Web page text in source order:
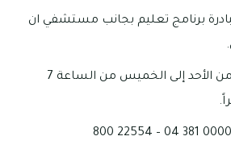
برنامج تعليم بجانب مستشفي ان
تبدأ أوقات العمل من الأحد إلى الخميس من الساعة 7